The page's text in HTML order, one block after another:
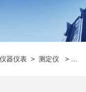
器仪表 >测定仪 > H27807石油产品凝固点测定仪